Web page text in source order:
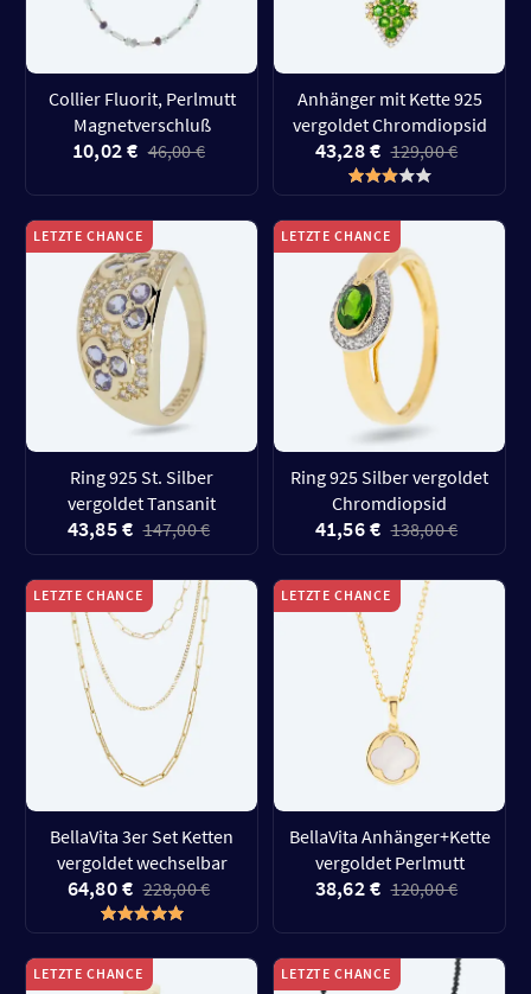
Collier Fluorit, Perlmutt
Magnetverschluß
10,02 € 46,00 €
Anhänger mit Kette 925
vergoldet Chromdiopsid
43,28 € 129,00 €
LETZTE CHANCE
Ring 925 St. Silber
vergoldet Tansanit
43,85 € 147,00 €
LETZTE CHANCE
Ring 925 Silber vergoldet
Chromdiopsid
41,56 € 138,00 €
LETZTE CHANCE
BellaVita 3er Set Ketten
vergoldet wechselbar
64,80 € 228,00 €
LETZTE CHANCE
BellaVita Anhänger+Kette
vergoldet Perlmutt
38,62 € 120,00 €
LETZTE CHANCE LETZTE CHANCE